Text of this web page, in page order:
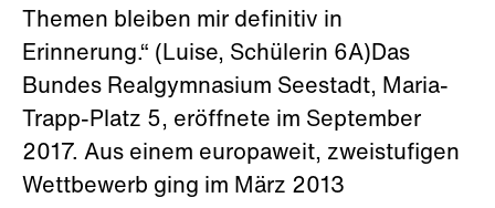
Themen bleiben mir definitiv in
Erinnerung.“ (Luise, Schülerin 6A)Das
Bundes Realgymnasium Seestadt, Maria-
Trapp-Platz 5, eröffnete im September
2017. Aus einem europaweit, zweistufigen
Wettbewerb ging im März 2013